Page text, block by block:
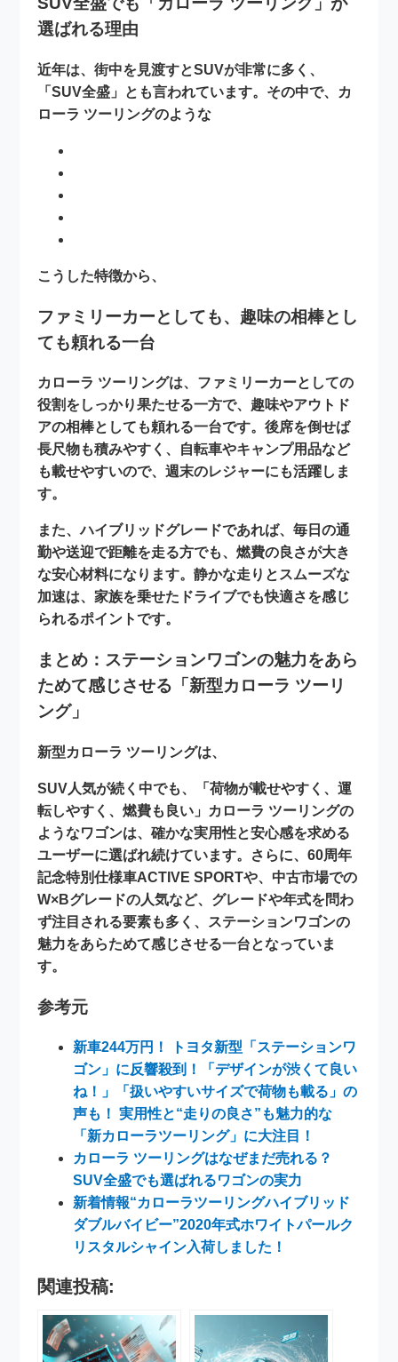
選ばれる理由
近年は、街中を見渡すとSUVが非常に多く、
「SUV全盛」とも言われています。その中で、カ
ローラ ツーリングのような
こうした特徴から、
ファミリーカーとしても、趣味の相棒とし
ても頼れる一台
カローラ ツーリングは、ファミリーカーとしての
役割をしっかり果たせる一方で、趣味やアウトド
アの相棒としても頼れる一台です。後席を倒せば
長尺物も積みやすく、自転車やキャンプ用品など
も載せやすいので、週末のレジャーにも活躍しま
す。
また、ハイブリッドグレードであれば、毎日の通
勤や送迎で距離を走る方でも、燃費の良さが大き
な安心材料になります。静かな走りとスムーズな
加速は、家族を乗せたドライブでも快適さを感じ
られるポイントです。
まとめ：ステーションワゴンの魅力をあら
ためて感じさせる「新型カローラ ツーリ
ング」
新型カローラ ツーリングは、
SUV人気が続く中でも、「荷物が載せやすく、運
転しやすく、燃費も良い」カローラ ツーリングの
ようなワゴンは、確かな実用性と安心感を求める
ユーザーに選ばれ続けています。さらに、60周年
記念特別仕様車ACTIVE SPORTや、中古市場での
W×Bグレードの人気など、グレードや年式を問わ
ず注目される要素も多く、ステーションワゴンの
魅力をあらためて感じさせる一台となっていま
す。
参考元
新車244万円！ トヨタ新型「ステーションワ
ゴン」に反響殺到！「デザインが渋くて良い
ね！」「扱いやすいサイズで荷物も載る」の
声も！ 実用性と“走りの良さ”も魅力的な
「新カローラツーリング」に大注目！
カローラ ツーリングはなぜまだ売れる？
SUV全盛でも選ばれるワゴンの実力
新着情報“カローラツーリングハイブリッド
ダブルバイビー”2020年式ホワイトパールク
リスタルシャイン入荷しました！
関連投稿: